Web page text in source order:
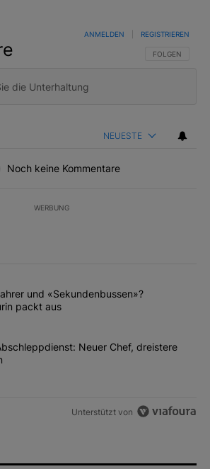
FOLGE DIESER
FOLGEN
ANMELDEN REGISTRIEREN
NEUESTE
Noch keine Kommentare
WERBUNG
Liste der am meisten kommentierten
Titel "Schwarzfahrer und
und «Sekundenbussen»?
packt aus
Titel "Zürcher Abschleppdienst: Neuer
Neuer Chef, dreistere
Unterstützt von